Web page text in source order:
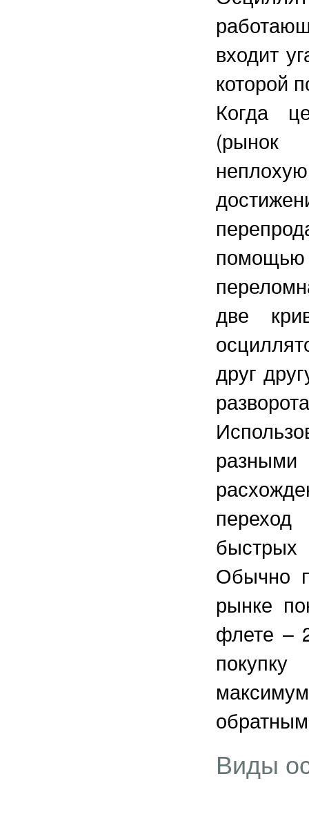
входит
которой
Когда
(рынок
две
друг
быстрых
Обычно
рынке
флете –
Виды